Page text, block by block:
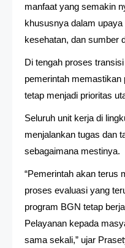
manfaat yang semakin
khususnya dalam
kesehatan, dan sumber
Di tengah proses
pemerintah
tetap menjadi prioritas
Seluruh unit kerja di
menjalankan tugas dan
sebagaimana mestinya.
“Pemerintah akan terus
proses evaluasi yang
program BGN tetap
Pelayanan kepada
sama sekali,” ujar